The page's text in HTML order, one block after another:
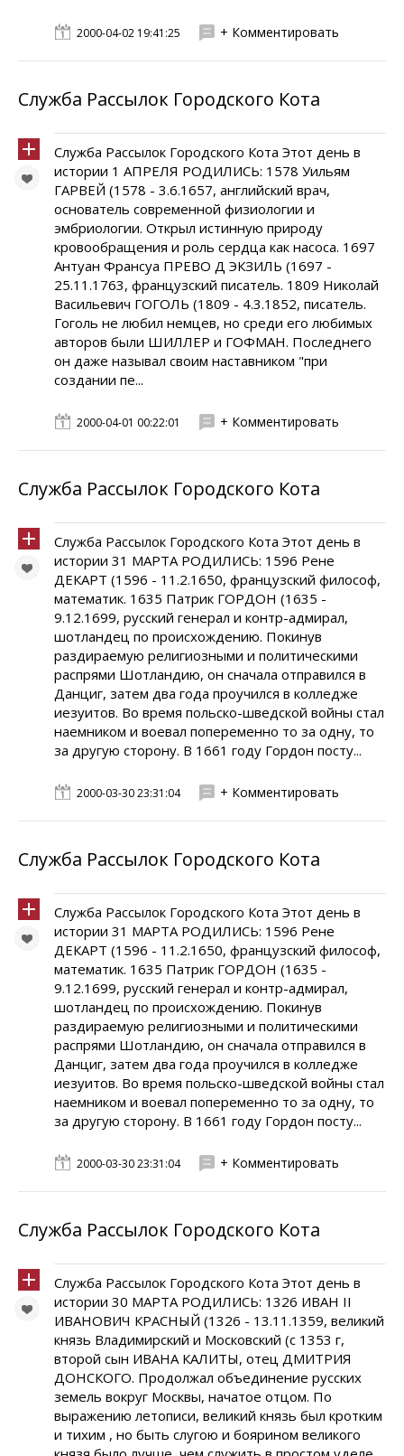
2000-04-02 19:41:25 + Комментировать
Служба Рассылок Городского Кота
Служба Рассылок Городского Кота Этот день в
истории 1 АПРЕЛЯ РОДИЛИСЬ: 1578 Уильям
ГАРВЕЙ (1578 - 3.6.1657, английский врач,
основатель современной физиологии и
эмбриологии. Открыл истинную природу
кровообращения и роль сердца как насоса. 1697
Антуан Франсуа ПРЕВО Д ЭКЗИЛЬ (1697 -
25.11.1763, французский писатель. 1809 Николай
Васильевич ГОГОЛЬ (1809 - 4.3.1852, писатель.
Гоголь не любил немцев, но среди его любимых
авторов были ШИЛЛЕР и ГОФМАН. Последнего
он даже называл своим наставником "при
создании пе...
2000-04-01 00:22:01 + Комментировать
Служба Рассылок Городского Кота
Служба Рассылок Городского Кота Этот день в
истории 31 МАРТА РОДИЛИСЬ: 1596 Рене
ДЕКАРТ (1596 - 11.2.1650, французский философ,
математик. 1635 Патрик ГОРДОН (1635 -
9.12.1699, русский генерал и контр-адмирал,
шотландец по происхождению. Покинув
раздираемую религиозными и политическими
распрями Шотландию, он сначала отправился в
Данциг, затем два года проучился в колледже
иезуитов. Во время польско-шведской войны стал
наемником и воевал попеременно то за одну, то
за другую сторону. В 1661 году Гордон посту...
2000-03-30 23:31:04 + Комментировать
Служба Рассылок Городского Кота
Служба Рассылок Городского Кота Этот день в
истории 31 МАРТА РОДИЛИСЬ: 1596 Рене
ДЕКАРТ (1596 - 11.2.1650, французский философ,
математик. 1635 Патрик ГОРДОН (1635 -
9.12.1699, русский генерал и контр-адмирал,
шотландец по происхождению. Покинув
раздираемую религиозными и политическими
распрями Шотландию, он сначала отправился в
Данциг, затем два года проучился в колледже
иезуитов. Во время польско-шведской войны стал
наемником и воевал попеременно то за одну, то
за другую сторону. В 1661 году Гордон посту...
2000-03-30 23:31:04 + Комментировать
Служба Рассылок Городского Кота
Служба Рассылок Городского Кота Этот день в
истории 30 МАРТА РОДИЛИСЬ: 1326 ИВАН II
ИВАНОВИЧ КРАСНЫЙ (1326 - 13.11.1359, великий
князь Владимирский и Московский (с 1353 г,
второй сын ИВАНА КАЛИТЫ, отец ДМИТРИЯ
ДОНСКОГО. Продолжал объединение русских
земель вокруг Москвы, начатое отцом. По
выражению летописи, великий князь был кротким
и тихим , но быть слугою и боярином великого